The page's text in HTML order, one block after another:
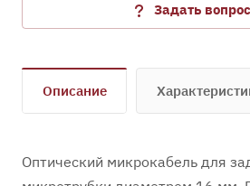
Задать вопрос
Описание
Оптический микрокабель для